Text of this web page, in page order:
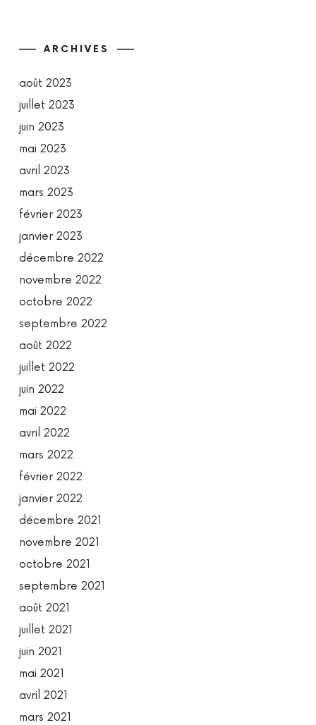
ARCHIVES
août 2023
juillet 2023
juin 2023
mai 2023
avril 2023
mars 2023
février 2023
janvier 2023
décembre 2022
novembre 2022
octobre 2022
septembre 2022
août 2022
juillet 2022
juin 2022
mai 2022
avril 2022
mars 2022
février 2022
janvier 2022
décembre 2021
novembre 2021
octobre 2021
septembre 2021
août 2021
juillet 2021
juin 2021
mai 2021
avril 2021
mars 2021